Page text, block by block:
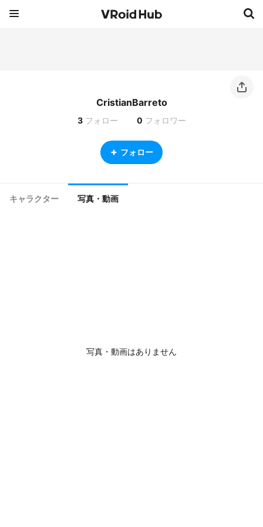
CristianBarreto
3 フォロー 0 フォロワー
フォロー
キャラクター 写真・動画
写真・動画はありません